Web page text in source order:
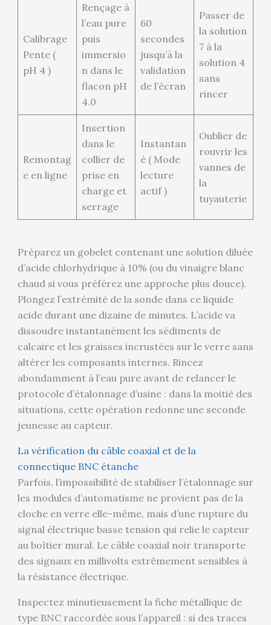
Calibrage
Pente (
pH 4 )
Rençage à
l’eau pure
puis
immersio
n dans le
flacon pH
4.0
60
secondes
jusqu’à la
validation
de l’écran
Passer de
la solution
7 à la
solution 4
sans
rincer
Remontag
e en ligne
Insertion
dans le
collier de
prise en
charge et
serrage
Instantan
é ( Mode
lecture
actif )
Oublier de
rouvrir les
vannes de
la
tuyauterie
Préparez un gobelet contenant une solution diluée
d’acide chlorhydrique à 10% (ou du vinaigre blanc
chaud si vous préférez une approche plus douce).
Plongez l’extrémité de la sonde dans ce liquide
acide durant une dizaine de minutes. L’acide va
dissoudre instantanément les sédiments de
calcaire et les graisses incrustées sur le verre sans
altérer les composants internes. Rincez
abondamment à l’eau pure avant de relancer le
protocole d’étalonnage d’usine : dans la moitié des
situations, cette opération redonne une seconde
jeunesse au capteur.
La vérification du câble coaxial et de la
connectique BNC étanche
Parfois, l’impossibilité de stabiliser l’étalonnage sur
les modules d’automatisme ne provient pas de la
cloche en verre elle-même, mais d’une rupture du
signal électrique basse tension qui relie le capteur
au boîtier mural. Le câble coaxial noir transporte
des signaux en millivolts extrêmement sensibles à
la résistance électrique.
Inspectez minutieusement la fiche métallique de
type BNC raccordée sous l’appareil : si des traces